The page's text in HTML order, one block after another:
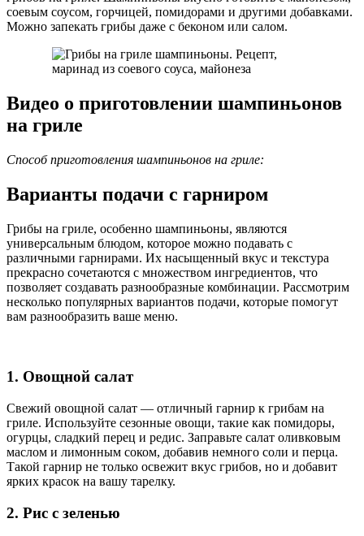
соевым соусом, горчицей, помидорами и другими добавками.
Можно запекать грибы даже с беконом или салом.
Видео о приготовлении шампиньонов
на гриле
Способ приготовления шампиньонов на гриле:
Варианты подачи с гарниром
Грибы на гриле, особенно шампиньоны, являются
универсальным блюдом, которое можно подавать с
различными гарнирами. Их насыщенный вкус и текстура
прекрасно сочетаются с множеством ингредиентов, что
позволяет создавать разнообразные комбинации. Рассмотрим
несколько популярных вариантов подачи, которые помогут
вам разнообразить ваше меню.
1. Овощной салат
Свежий овощной салат — отличный гарнир к грибам на
гриле. Используйте сезонные овощи, такие как помидоры,
огурцы, сладкий перец и редис. Заправьте салат оливковым
маслом и лимонным соком, добавив немного соли и перца.
Такой гарнир не только освежит вкус грибов, но и добавит
ярких красок на вашу тарелку.
2. Рис с зеленью